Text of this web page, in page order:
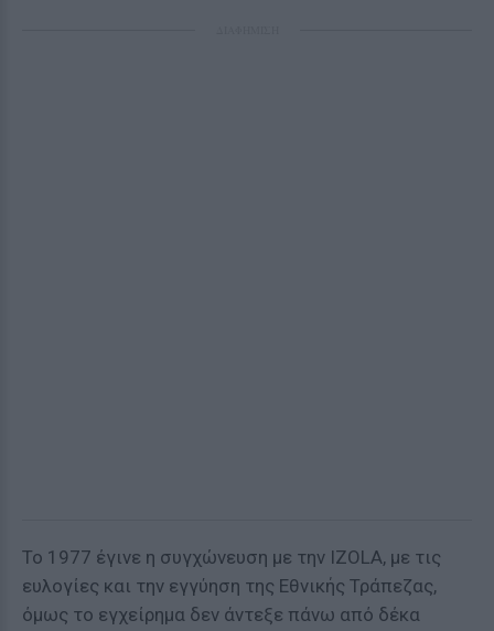
Το 1977 έγινε η συγχώνευση με την IZOLA, με τις
ευλογίες και την εγγύηση της Εθνικής Τράπεζας,
όμως το εγχείρημα δεν άντεξε πάνω από δέκα